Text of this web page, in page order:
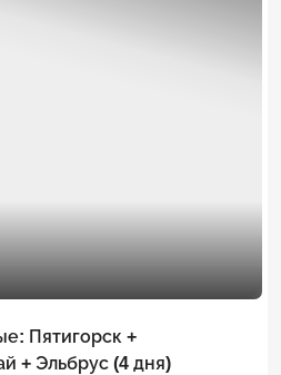
Пятигорск +
+ Эльбрус (4 дня)